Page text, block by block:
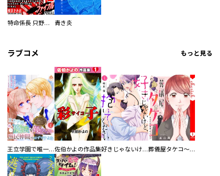
特命係長 只野仁ファイナル 愛蔵版 青き炎
ラブコメ もっと見る
王立学園で唯一魔法が使えない庶民仲間のはずですよね～実は王子様で私を溺愛しているなんて告白はやめてください～佐伯かよの作品集 好きじゃないけど、抱いてください【電子単行本版／特典おまけ付き】 葬儀屋タケコ～あなたの最期、叶えます【電子単行本版】